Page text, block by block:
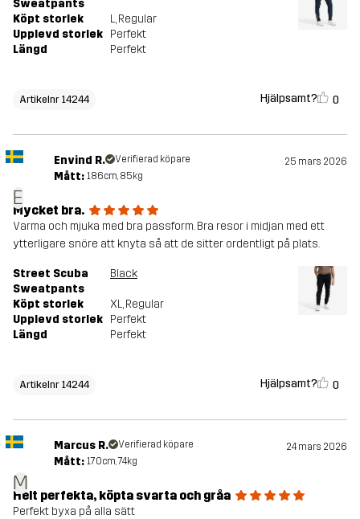
Sweatpants
Köpt storlek
L, Regular
Upplevd storlek Perfekt
Längd
Perfekt
Artikelnr 14244 Hjälpsamt? 0
E
Envind R. Verifierad köpare 25 mars 2026
Mått: 186cm, 85kg
Mycket bra.
Varma och mjuka med bra passform. Bra resor i midjan med ett
ytterligare snöre att knyta så att de sitter ordentligt på plats.
Street Scuba
Sweatpants
Black
Köpt storlek XL, Regular
Upplevd storlek Perfekt
Längd
Perfekt
Artikelnr 14244 Hjälpsamt? 0
M
Marcus R. Verifierad köpare 24 mars 2026
Mått: 170cm, 74kg
Helt perfekta, köpta svarta och gråa
Perfekt byxa på alla sätt